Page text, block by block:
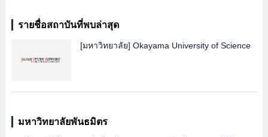
รายชื่อสถาบันที่พบล่าสุด
[มหาวิทยาลัย] Okayama University of Science
มหาวิทยาลัยพันธมิตร